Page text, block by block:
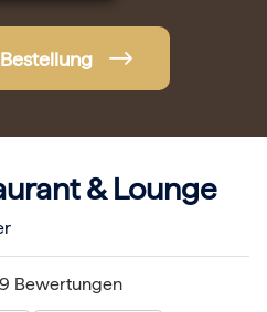
Essen
-------
Gutscheine gilt:
und maximal flexibel!
& Lounge
Bewertungen